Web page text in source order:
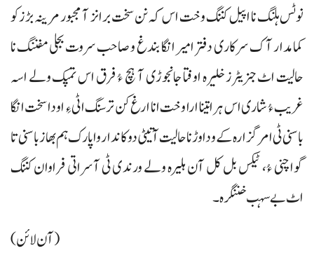
نوٹس ہلنگ نا اپیل کننگ وخت اس کہ نن سخت برانز آ مجبور مرینہ بڑزکو
کمامدار آک سرکاری دفتر امیر انگا بندغ و صاحب سروت بجلی مفننگ نا
حالیت اٹ جنریٹرز خلیرہ اوفتا جانجوڑی آ ہچ ءُ فرق اس تمپک ولے اسہ
غریب ءُ شاری اس ہرا تینا ارا وخت انا ارغ کن ترسنگ اٹی ءِ او دا سخت انگا
باسنی ٹی امر گزارہ کے و داوڑ نا حالیت آتیٹی دوکاندار واپارک ہم بھاز باسنی تا
گواچنی ءُ، ٹیکس بل کل آن ہلیرہ ولے ورندی ٹی آسراتی فراوان کننگ
اٹ بے سہب خننگرہ۔
(آن لائن)